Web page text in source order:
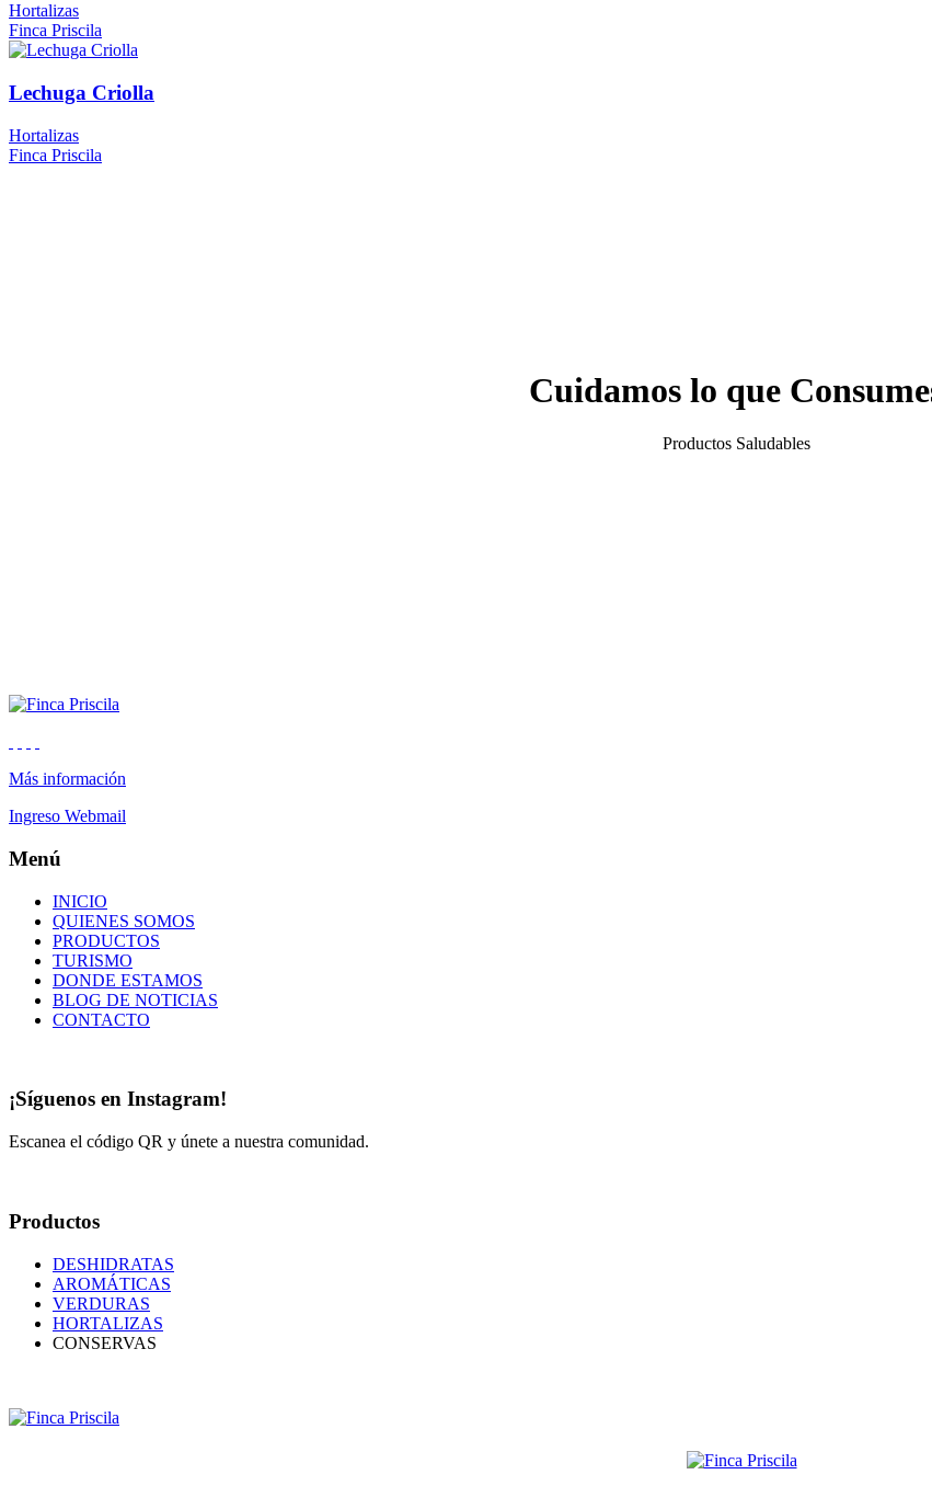
Hortalizas
Finca Priscila
Lechuga Criolla
Hortalizas
Finca Priscila
Cuidamos lo que
Productos Saludables
Más información
Ingreso Webmail
Menú
INICIO
QUIENES SOMOS
PRODUCTOS
TURISMO
DONDE ESTAMOS
BLOG DE NOTICIAS
CONTACTO
¡Síguenos en Instagram!
Escanea el código QR y únete a nuestra comunidad.
Productos
DESHIDRATAS
AROMÁTICAS
VERDURAS
HORTALIZAS
CONSERVAS